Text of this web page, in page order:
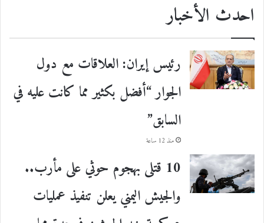
احدث الأخبار
رئيس إيران: العلاقات مع دول
الجوار “أفضل بكثير مما كانت عليه في
السابق”
منذ 12 ساعة
10 قتلى بهجوم حوثي على مأرب..
والجيش اليمني يعلن تنفيذ عمليات